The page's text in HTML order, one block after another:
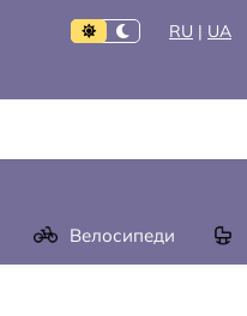
RU | UA
Велосипеди